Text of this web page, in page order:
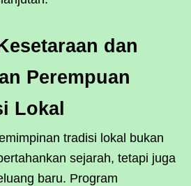
dan
Perempuan
Lokal
tradisi lokal bukan
sejarah, tetapi juga
baru. Program